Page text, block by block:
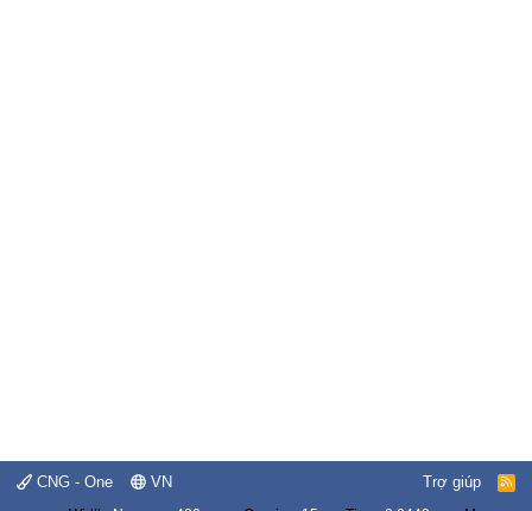
CNG - One VN Trợ giúp
R